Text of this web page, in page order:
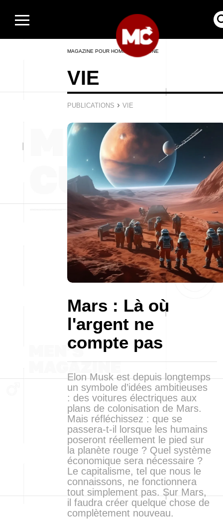
MAGAZINE POUR HOMMES EN LIGNE
VIE
PUBLICATIONS › VIE
Mars : Là où
l'argent ne
compte pas
Elon Musk est depuis longtemps
un symbole d’idées ambitieuses
: des voitures électriques aux
plans de colonisation de Mars.
Mais réfléchissez : que se
passera-t-il lorsque les humains
poseront réellement le pied sur
la planète rouge ? Quel système
économique sera nécessaire ?
Le capitalisme, tel que nous le
connaissons, ne fonctionnera
tout simplement pas. Sur Mars,
il faudra créer quelque chose de
complètement nouveau.